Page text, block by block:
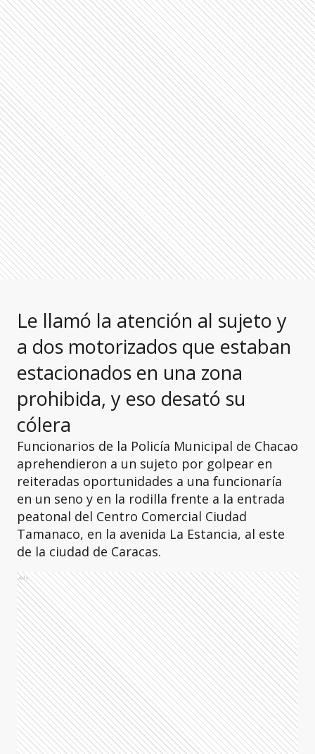
Le llamó la atención al sujeto y
a dos motorizados que estaban
estacionados en una zona
prohibida, y eso desató su
cólera
Funcionarios de la Policía Municipal de Chacao
aprehendieron a un sujeto por golpear en
reiteradas oportunidades a una funcionaría
en un seno y en la rodilla frente a la entrada
peatonal del Centro Comercial Ciudad
Tamanaco, en la avenida La Estancia, al este
de la ciudad de Caracas.
Ads